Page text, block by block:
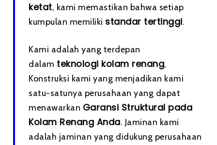
ketat, kami memastikan bahwa setiap
kumpulan memiliki standar tertinggi.
Kami adalah yang terdepan
dalam teknologi kolam renang,
Konstruksi kami yang menjadikan kami
satu-satunya perusahaan yang dapat
menawarkan Garansi Struktural pada
Kolam Renang Anda. Jaminan kami
adalah jaminan yang didukung perusahaan